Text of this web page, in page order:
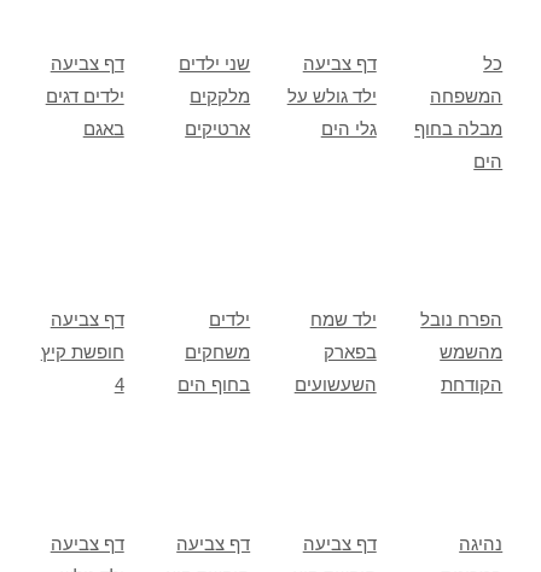
דף צביעה
ילדים דגים
באגם
שני ילדים
מלקקים
ארטיקים
דף צביעה
ילד גולש על
גלי הים
כל
המשפחה
מבלה בחוף
הים
דף צביעה
חופשת קיץ
4
ילדים
משחקים
בחוף הים
ילד שמח
בפארק
השעשועים
הפרח נובל
מהשמש
הקודחת
דף צביעה
דף צביעה
דף צביעה
נהיגה